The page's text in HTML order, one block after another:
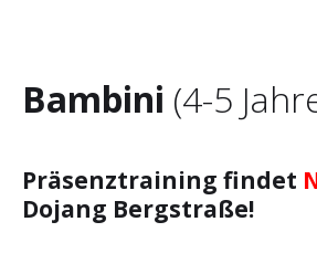
Bambini (4-5
Präsenztraining findet
Dojang Bergstraße!